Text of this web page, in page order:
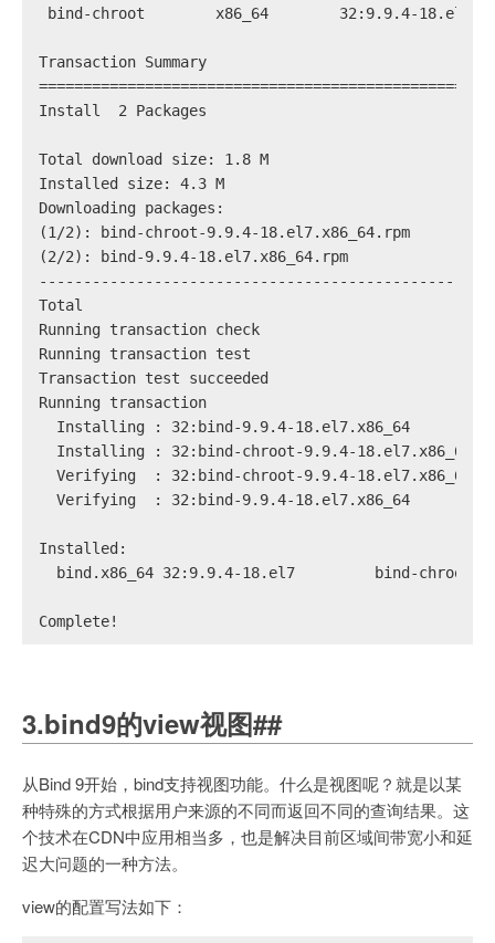
bind-chroot        x86_64        32:9.9.4-
Transaction Summary
Install  2 Packages
Total download size: 1.8 M
Installed size: 4.3 M
Downloading packages:
(1/2): bind-chroot-9.9.4-18.el7.x86_64.rpm
(2/2): bind-9.9.4-18.el7.x86_64.rpm
Total                                              5.6
Running transaction check
Running transaction test
Transaction test succeeded
Running transaction
Installing : 32:bind-9.9.4-18.el7.x86_64
Installing : 32:bind-chroot-9.9.4-18.el7.x86_64
Verifying  : 32:bind-chroot-9.9.4-18.el7.x86_64
Verifying  : 32:bind-9.9.4-18.el7.x86_64
Installed:
bind.x86_64 32:9.9.4-18.el7         bind-
Complete!
3.bind9的view视图##
从Bind 9开始，bind支持视图功能。什么是视图呢？就是以某
种特殊的方式根据用户来源的不同而返回不同的查询结果。这
个技术在CDN中应用相当多，也是解决目前区域间带宽小和延
迟大问题的一种方法。
view的配置写法如下：